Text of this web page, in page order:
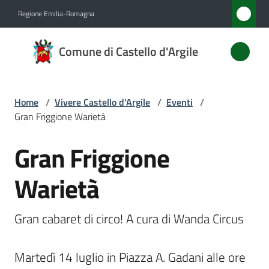
Regione Emilia-Romagna
Comune di Castello d'Argile
Comune
di
d'Argile
Amministrazione
Novità
Servizi
Castello
Home / Vivere Castello d'Argile / Eventi /
Gran Friggione Warietà
Salta al contenuto
Gran Friggione
Warietà
Gran cabaret di circo! A cura di Wanda Circus
Martedì 14 luglio in Piazza A. Gadani alle ore